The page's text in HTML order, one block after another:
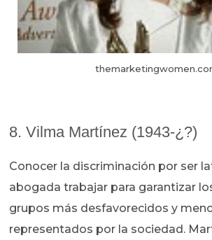
8. Vilma Martínez (1943-¿?)
Conocer la discriminación por ser
abogada trabajar para garantizar
grupos más desfavorecidos y
representados por la sociedad.